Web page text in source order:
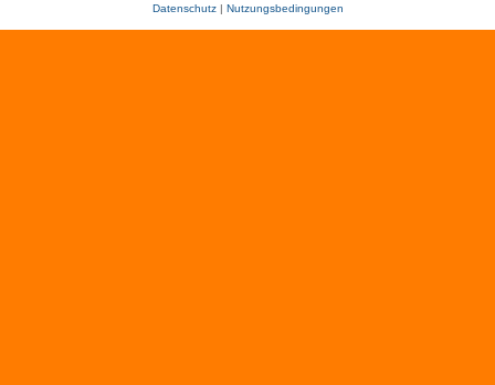
Datenschutz| Nutzungsbedingungen